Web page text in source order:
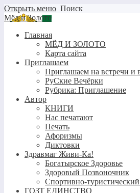
Открыть меню Поиск
Мёд и Золото
Главная
МЁД И ЗОЛОТО
Карта сайта
Приглашаем
Приглашаем на встречи и
РуСкие Вечёрки
Рубрика: Приглашение
Автор
КНИГИ
Нас печатают
Печать
Афоризмы
Диктовки
Здравмаг Живи-Ка!
Богатырское Здоровье
Здоровый Позвоночник
Спортивно-
ГОЗТ ЕДИНСТВО